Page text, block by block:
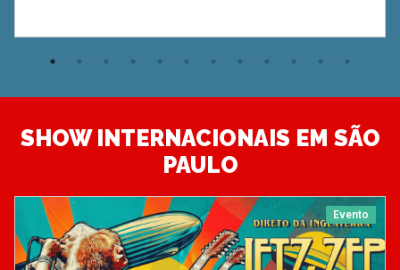
SHOW INTERNACIONAIS EM SÃO
PAULO
Evento